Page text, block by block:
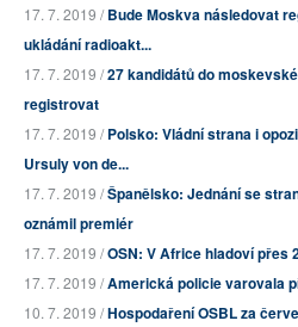
17. 7. 2019 /Bude Moskva následovat
ukládání radioakt...
17. 7. 2019 /27 kandidátů do
registrovat
17. 7. 2019 /Polsko: Vládní strana i
Ursuly von de...
17. 7. 2019 /Španělsko: Jednání se
oznámil premiér
17. 7. 2019 /OSN: V Africe hladoví přes
17. 7. 2019 /Americká policie varovala
10. 7. 2019 /Hospodaření OSBL za